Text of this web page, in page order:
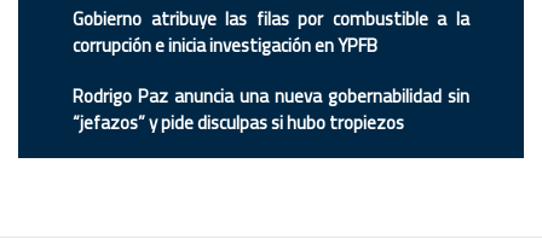
Gobierno atribuye las filas por combustible a la
corrupción e inicia investigación en YPFB
Rodrigo Paz anuncia una nueva gobernabilidad sin
“jefazos” y pide disculpas si hubo tropiezos